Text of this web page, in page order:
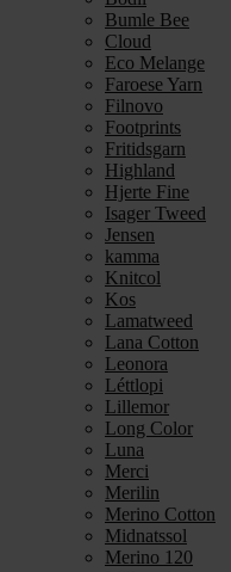
Bumle Bee
Cloud
Eco Melange
Faroese Yarn
Filnovo
Footprints
Fritidsgarn
Highland
Hjerte Fine
Isager Tweed
Jensen
kamma
Knitcol
Kos
Lamatweed
Lana Cotton
Leonora
Léttlopi
Lillemor
Long Color
Luna
Merci
Merilin
Merino Cotton
Midnatssol
Merino 120